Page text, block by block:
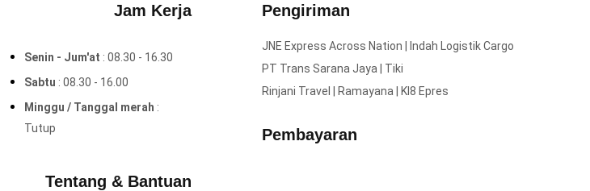
Jam Kerja
Senin - Jum'at : 08.30 - 16.30
Sabtu : 08.30 - 16.00
Minggu / Tanggal merah :
Tutup
Tentang & Bantuan
Pengiriman
JNE Express Across Nation | Indah Logistik Cargo
PT Trans Sarana Jaya | Tiki
Rinjani Travel | Ramayana | KI8 Epres
Pembayaran